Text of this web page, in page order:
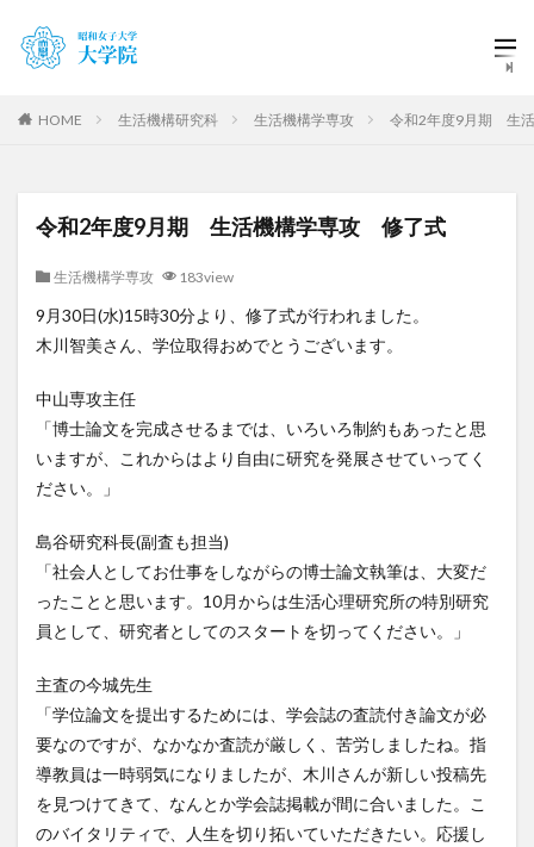
HOME 生活機構研究科 生活機構学専攻 令和2年度9月期 生
令和2年度9月期 生活機構学専攻 修了式
生活機構学専攻 183view
9月30日(水)15時30分より、修了式が行われました。
木川智美さん、学位取得おめでとうございます。
中山専攻主任
「博士論文を完成させるまでは、いろいろ制約もあったと思
いますが、これからはより自由に研究を発展させていってく
ださい。」
島谷研究科長(副査も担当)
「社会人としてお仕事をしながらの博士論文執筆は、大変だ
ったことと思います。10月からは生活心理研究所の特別研究
員として、研究者としてのスタートを切ってください。」
主査の今城先生
「学位論文を提出するためには、学会誌の査読付き論文が必
要なのですが、なかなか査読が厳しく、苦労しましたね。指
導教員は一時弱気になりましたが、木川さんが新しい投稿先
を見つけてきて、なんとか学会誌掲載が間に合いました。こ
のバイタリティで、人生を切り拓いていただきたい。応援し